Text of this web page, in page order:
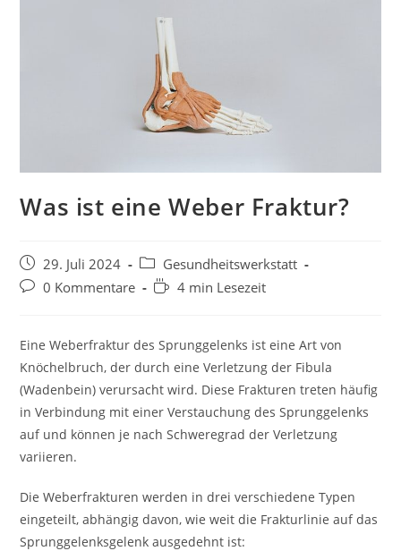
Was ist eine Weber Fraktur?
29. Juli 2024
Gesundheitswerkstatt
0 Kommentare
4 min Lesezeit
Eine Weberfraktur des Sprunggelenks ist eine Art von
Knöchelbruch, der durch eine Verletzung der Fibula
(Wadenbein) verursacht wird. Diese Frakturen treten häufig
in Verbindung mit einer Verstauchung des Sprunggelenks
auf und können je nach Schweregrad der Verletzung
variieren.
Die Weberfrakturen werden in drei verschiedene Typen
eingeteilt, abhängig davon, wie weit die Frakturlinie auf das
Sprunggelenksgelenk ausgedehnt ist: